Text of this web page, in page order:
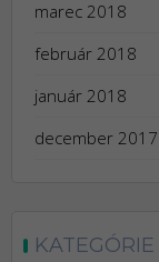
marec 2018
február 2018
január 2018
december 2017
KATEGÓRIE